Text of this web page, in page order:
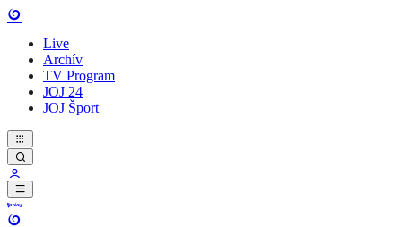
Live
Archív
TV Program
JOJ 24
JOJ Šport